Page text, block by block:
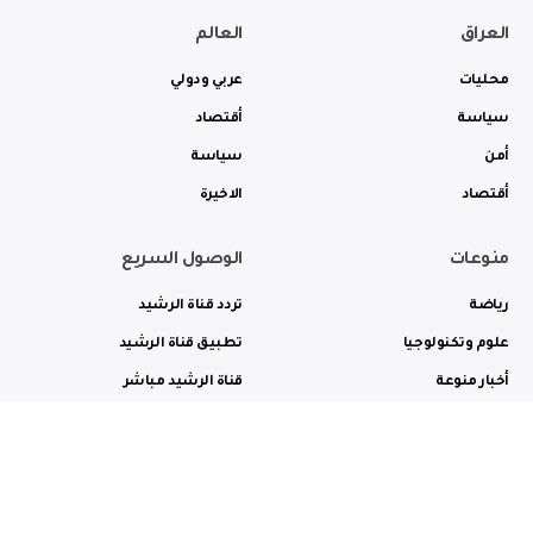
العراق
محليات
سياسة
أمن
أقتصاد
العالم
عربي ودولي
أقتصاد
سياسة
الاخيرة
منوعات
رياضة
علوم وتكنولوجيا
أخبار منوعة
الوصول السريع
تردد قناة الرشيد
تطبيق قناة الرشيد
قناة الرشيد مباشر